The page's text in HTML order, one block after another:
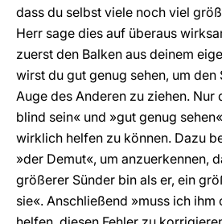
dass du selbst viele noch viel
Herr sage dies auf überaus
zuerst den Balken aus deinem
wirst du gut genug sehen, um den
Auge des Anderen zu ziehen. Nur
blind sein« und »gut genug
wirklich helfen zu können. Dazu
»der Demut«, um anzuerkennen,
größerer Sünder bin als er, ein
sie«. Anschließend »muss ich ihm